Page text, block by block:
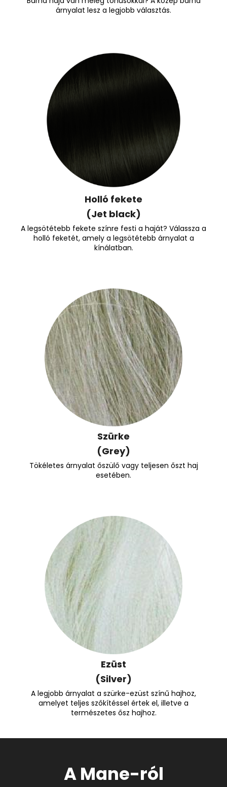
árnyalat lesz a legjobb választás.
Holló fekete
(Jet black)
A legsötétebb fekete színre festi a haját? Válassza a
holló feketét, amely a legsötétebb árnyalat a
kínálatban.
Szürke
(Grey)
Tökéletes árnyalat őszülő vagy teljesen őszt haj
esetében.
Ezüst
(Silver)
A legjobb árnyalat a szürke-ezüst színű hajhoz,
amelyet teljes szőkítéssel értek el, illetve a
természetes ősz hajhoz.
A Mane-ról